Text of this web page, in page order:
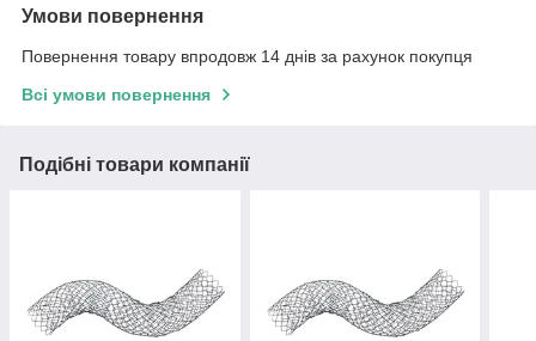
Умови повернення
Повернення товару впродовж 14 днів за рахунок покупця
Всі умови повернення
Подібні товари компанії